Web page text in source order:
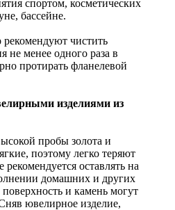
спортом, косметических
бассейне.
чистить
не менее одного раза в
протирать фланелевой
изделиями из
пробы золота и
поэтому легко теряют
оставлять на
домашних и других
и камень могут
ювелирное изделие,